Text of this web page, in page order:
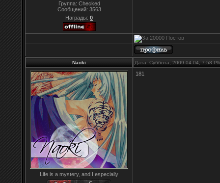
Группа: Checked
Сообщений: 3563
Награды: 0
Naoki Дата: Суббота, 2009-04-04, 7:58
Life is a mystery, and I especially
181